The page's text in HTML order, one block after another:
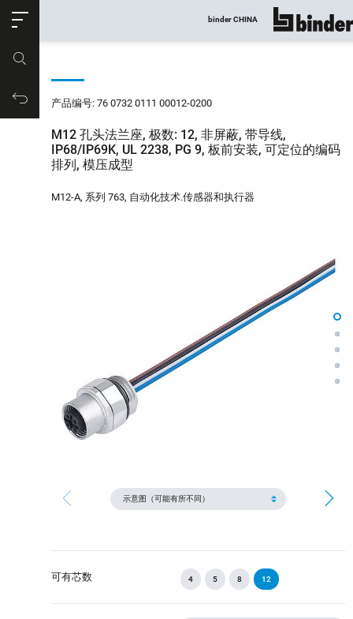
购物车
binder CHINA 显示所有
产品编号: 76 0732 0111 00012-0200
M12 孔头法兰座, 极数: 12, 非屏蔽, 带导线,
IP68/IP69K, UL 2238, PG 9, 板前安装, 可定位的编码
排列, 模压成型
M12-A, 系列 763, 自动化技术.传感器和执行器
可有芯数 4 5 8 12